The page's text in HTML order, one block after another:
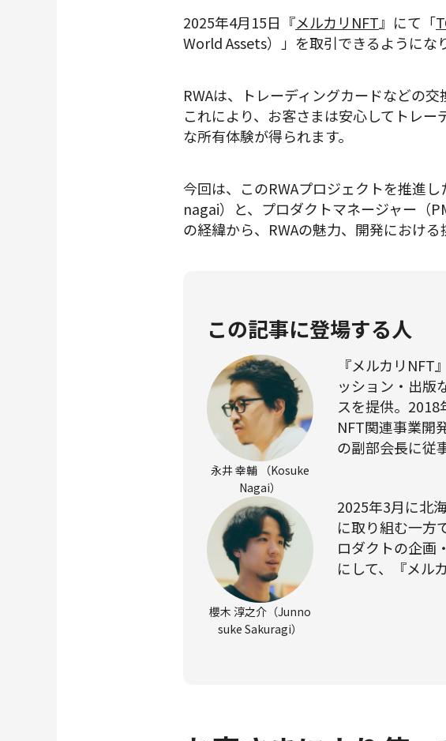
募集中の求人
2025年4月15日『メルカリNFT』にて「
World Assets）」を取引できるようにな
RWAは、トレーディングカードなどの
これにより、お客さまは安心してトレ
な所有体験が得られます。
今回は、このRWAプロジェクトを推進
nagai）と、プロダクトマネージャー（
の経緯から、RWAの魅力、開発におけ
この記事に登場する人
永井 幸輔 （Kosuke
Nagai）
『メルカリ
ッション・出版
スを提供。2018
NFT関連事業開
の副部会長に従
櫻木 淳之介（Junno
suke Sakuragi）
2025年3月に北
に取り組む一方
ロダクトの企画
にして、『メル